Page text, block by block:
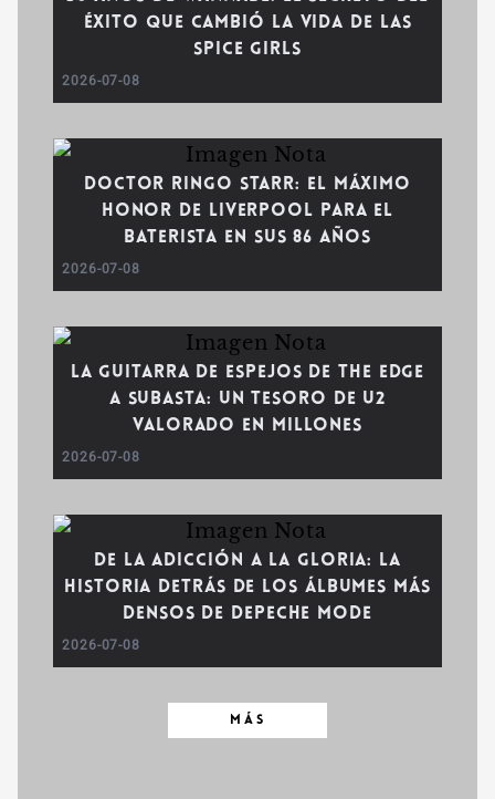
éxito que cambió la vida de las
Spice Girls
2026-07-08
Doctor Ringo Starr: El máximo
honor de Liverpool para el
baterista en sus 86 años
2026-07-08
La guitarra de espejos de The Edge
a subasta: Un tesoro de U2
valorado en millones
2026-07-08
De la adicción a la gloria: La
historia detrás de los álbumes más
densos de Depeche Mode
2026-07-08
MÁS